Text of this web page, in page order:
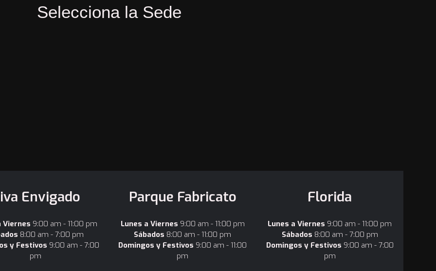
Selecciona la Sede
Envigado
Viernes 9:00 am - 11:00 pm
8:00 am - 7:00 pm
y Festivos 9:00 am - 7:00
pm
Parque Fabricato
Lunes a Viernes 9:00 am - 11:00 pm
Sábados 8:00 am - 11:00 pm
Domingos y Festivos 9:00 am - 11:00
pm
Florida
Lunes a Viernes 9:00 am - 11:00 pm
Sábados 8:00 am - 7:00 pm
Domingos y Festivos 9:00 am - 7:00
pm